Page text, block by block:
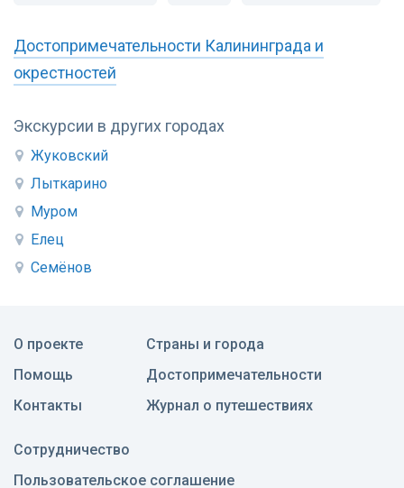
Экскурсии в других городах
Жуковский
Лыткарино
Муром
Елец
Семёнов
Достопримечательности Калининграда и
окрестностей
О проекте
Помощь
Контакты
Страны и города
Достопримечательности
Журнал о путешествиях
Сотрудничество
Пользовательское соглашение